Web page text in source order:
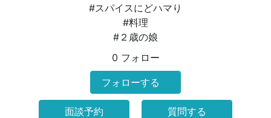
#スパイスにどハマり
#料理
#２歳の娘
0 フォロー
フォローする
面談予約 質問する